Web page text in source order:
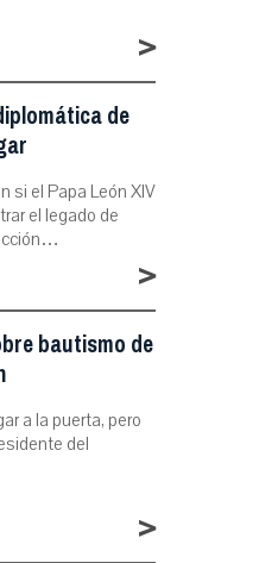
>
de
si el Papa León XIV
el legado de
>
bautismo de
a la puerta, pero
del
>